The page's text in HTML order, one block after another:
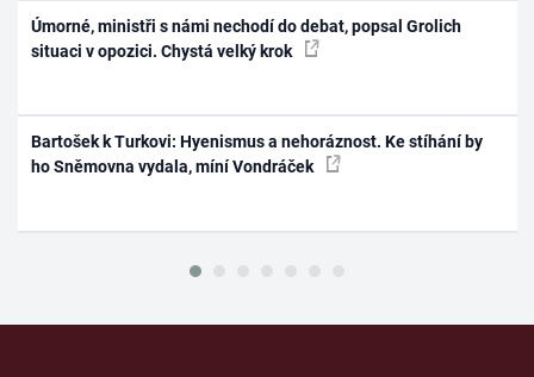
Úmorné, ministři s námi nechodí do debat, popsal Grolich
situaci v opozici. Chystá velký krok
Bartošek k Turkovi: Hyenismus a nehoráznost. Ke stíhání by
ho Sněmovna vydala, míní Vondráček